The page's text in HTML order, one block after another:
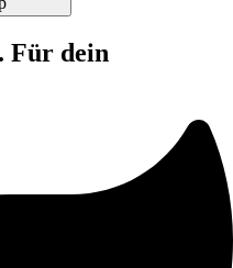
Für dein